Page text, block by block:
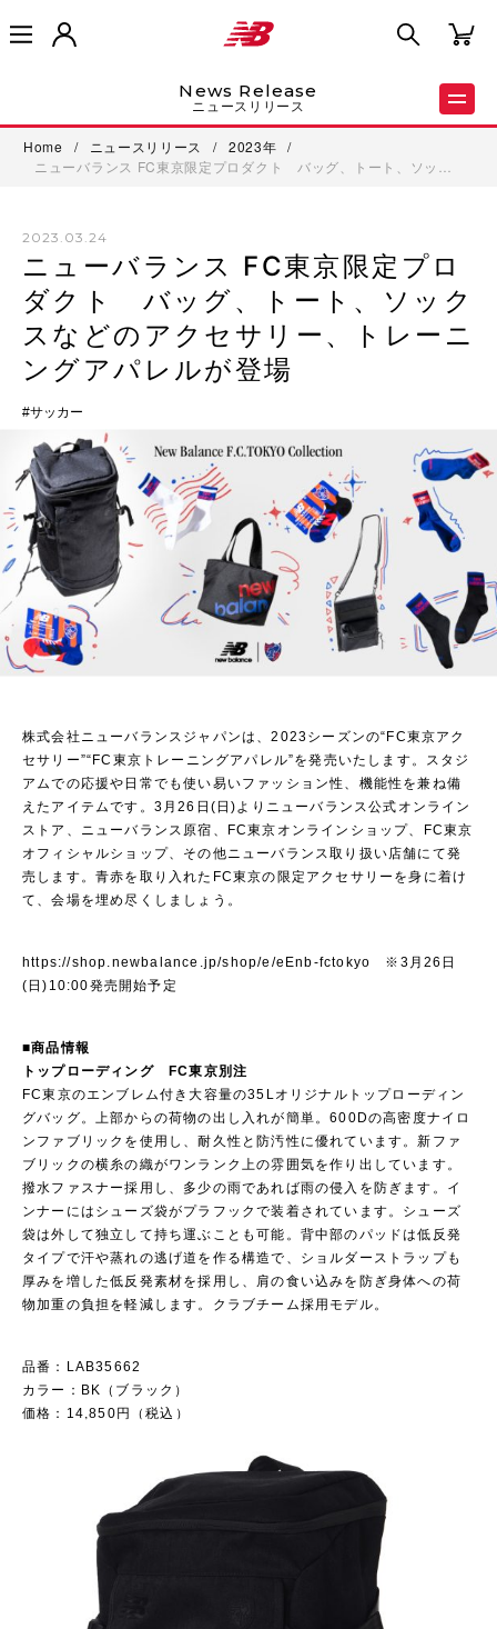
News Release
ニュースリリース
Home / ニュースリリース / 2023年
/
ニューバランス FC東京限定プロダクト バッグ、トート、ソッ…
2023.03.24
ニューバランス FC東京限定プロ
ダクト バッグ、トート、ソック
スなどのアクセサリー、トレーニ
ングアパレルが登場
サッカー
株式会社ニューバランスジャパンは、2023シーズンの“FC東京アク
セサリー”“FC東京トレーニングアパレル”を発売いたします。 スタジ
アムでの応援や日常でも使い易いファッション性、機能性を兼ね備
えたアイテムです。3月26日(日)よりニューバランス公式オンライン
ストア、ニューバランス原宿、FC東京オンラインショップ、FC東京
オフィシャルショップ、その他ニューバランス取り扱い店舗にて発
売します。青赤を取り入れたFC東京の限定アクセサリーを身に着け
て、会場を埋め尽くしましょう。
https://shop.newbalance.jp/shop/e/eEnb-fctokyo
※3月26日
(日)10:00発売開始予定
■商品情報
トップローディング FC東京別注
FC東京のエンブレム付き大容量の35Lオリジナルトップローディン
グバッグ。上部からの荷物の出し入れが簡単。600Dの高密度ナイロ
ンファブリックを使用し、耐久性と防汚性に優れています。新ファ
ブリックの横糸の織がワンランク上の雰囲気を作り出しています。
撥水ファスナー採用し、多少の雨であれば雨の侵入を防ぎます。イ
ンナーにはシューズ袋がプラフックで装着されています。シューズ
袋は外して独立して持ち運ぶことも可能。背中部のパッドは低反発
タイプで汗や蒸れの逃げ道を作る構造で、ショルダーストラップも
厚みを増した低反発素材を採用し、肩の食い込みを防ぎ身体への荷
物加重の負担を軽減します。クラブチーム採用モデル。
品番：LAB35662
カラー：BK（ブラック）
価格：14,850円（税込）